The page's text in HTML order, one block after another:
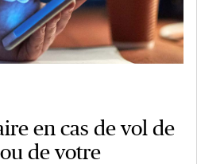
en cas de vol de
de votre